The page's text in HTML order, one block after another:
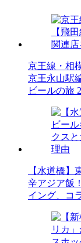
京王線・相
京王永山駅
ビールの旅
【水道橋
辛アジア飯
イング、コ